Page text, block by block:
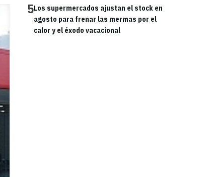
5Los supermercados ajustan el stock en
agosto para frenar las mermas por el
calor y el éxodo vacacional